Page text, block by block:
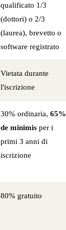
qualificato 1/3
(dottori) o 2/3
(laurea), brevetto o
software registrato
Vietata durante
l'iscrizione
30% ordinaria, 65%
de minimis per i
primi 3 anni di
iscrizione
80% gratuito